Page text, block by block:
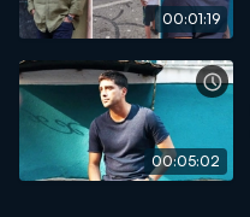
00:01:19
00:05:02